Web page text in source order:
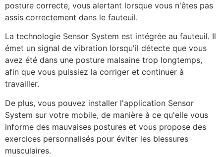
posture correcte, vous alertant lorsque vous n'êtes pas
assis correctement dans le fauteuil.
La technologie Sensor System est intégrée au fauteuil. Il
émet un signal de vibration lorsqu'il détecte que vous
avez été dans une posture malsaine trop longtemps,
afin que vous puissiez la corriger et continuer à
travailler.
De plus, vous pouvez installer l'application Sensor
System sur votre mobile, de manière à ce qu'elle vous
informe des mauvaises postures et vous propose des
exercices personnalisés pour éviter les blessures
musculaires.